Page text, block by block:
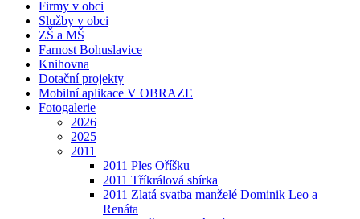
Firmy v obci
Služby v obci
ZŠ a MŠ
Farnost Bohuslavice
Knihovna
Dotační projekty
Mobilní aplikace V OBRAZE
Fotogalerie
2026
2025
2011
2011 Ples Oříšku
2011 Tříkrálová sbírka
2011 Zlatá svatba manželé Dominik Leo a
Renáta